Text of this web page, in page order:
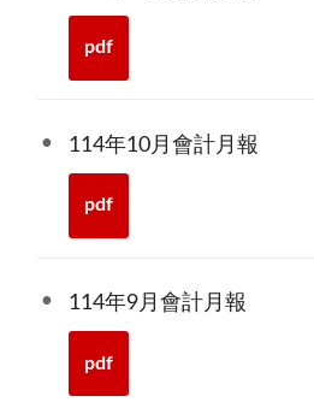
pdf
114年10月會計月報
pdf
114年9月會計月報
pdf